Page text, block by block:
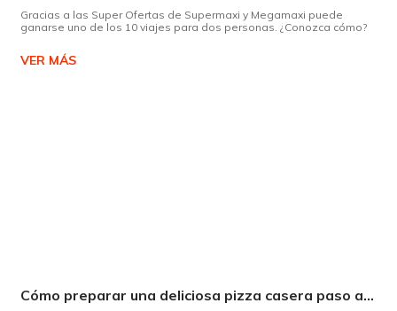
Gracias a las Super Ofertas de Supermaxi y Megamaxi puede
ganarse uno de los 10 viajes para dos personas. ¿Conozca cómo?
VER MÁS
Cómo preparar una deliciosa pizza casera paso a paso